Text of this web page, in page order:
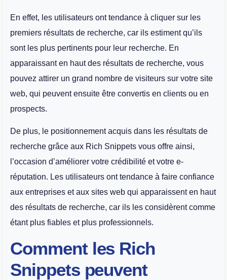
En effet, les utilisateurs ont tendance à cliquer sur les
premiers résultats de recherche, car ils estiment qu’ils
sont les plus pertinents pour leur recherche. En
apparaissant en haut des résultats de recherche, vous
pouvez attirer un grand nombre de visiteurs sur votre site
web, qui peuvent ensuite être convertis en clients ou en
prospects.
De plus, le positionnement acquis dans les résultats de
recherche grâce aux Rich Snippets vous offre ainsi,
l’occasion d’améliorer votre crédibilité et votre e-
réputation. Les utilisateurs ont tendance à faire confiance
aux entreprises et aux sites web qui apparaissent en haut
des résultats de recherche, car ils les considèrent comme
étant plus fiables et plus professionnels.
Comment les Rich
Snippets peuvent